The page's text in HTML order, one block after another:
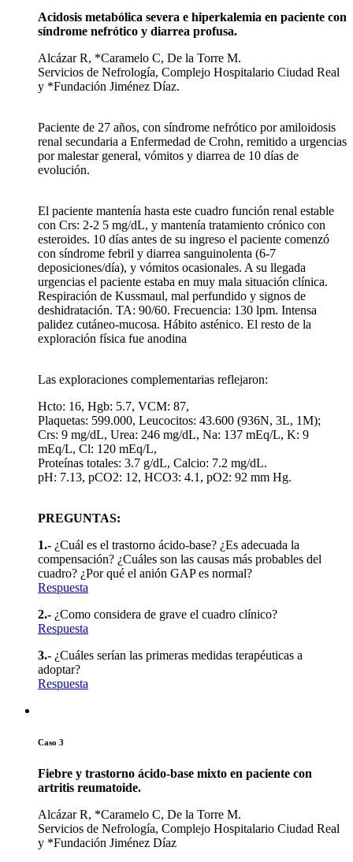
Acidosis metabólica severa e hiperkalemia en paciente con
síndrome nefrótico y diarrea profusa.
Alcázar R, *Caramelo C, De la Torre M.
Servicios de Nefrología, Complejo Hospitalario Ciudad Real
y *Fundación Jiménez Díaz.
Paciente de 27 años, con síndrome nefrótico por amiloidosis
renal secundaria a Enfermedad de Crohn, remitido a urgencias
por malestar general, vómitos y diarrea de 10 días de
evolución.
El paciente mantenía hasta este cuadro función renal estable
con Crs: 2-2 5 mg/dL, y mantenía tratamiento crónico con
esteroides. 10 días antes de su ingreso el paciente comenzó
con síndrome febril y diarrea sanguinolenta (6-7
deposiciones/día), y vómitos ocasionales. A su llegada
urgencias el paciente estaba en muy mala situación clínica.
Respiración de Kussmaul, mal perfundido y signos de
deshidratación. TA: 90/60. Frecuencia: 130 lpm. Intensa
palidez cutáneo-mucosa. Hábito asténico. El resto de la
exploración física fue anodina
Las exploraciones complementarias reflejaron:
Hcto: 16, Hgb: 5.7, VCM: 87,
Plaquetas: 599.000, Leucocitos: 43.600 (936N, 3L, 1M);
Crs: 9 mg/dL, Urea: 246 mg/dL, Na: 137 mEq/L, K: 9
mEq/L, Cl: 120 mEq/L,
Proteínas totales: 3.7 g/dL, Calcio: 7.2 mg/dL.
pH: 7.13, pCO2: 12, HCO3: 4.1, pO2: 92 mm Hg.
PREGUNTAS:
1.- ¿Cuál es el trastorno ácido-base? ¿Es adecuada la
compensación? ¿Cuáles son las causas más probables del
cuadro? ¿Por qué el anión GAP es normal?
Respuesta
2.- ¿Como considera de grave el cuadro clínico?
Respuesta
3.- ¿Cuáles serían las primeras medidas terapéuticas a
adoptar?
Respuesta
Caso 3
Fiebre y trastorno ácido-base mixto en paciente con
artritis reumatoide.
Alcázar R, *Caramelo C, De la Torre M.
Servicios de Nefrología, Complejo Hospitalario Ciudad Real
y *Fundación Jiménez Díaz